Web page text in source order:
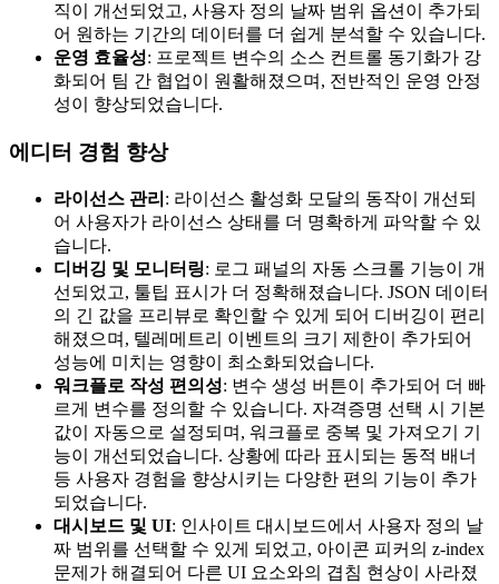
직이 개선되었고, 사용자 정의 날짜 범위 옵션이 추가되
어 원하는 기간의 데이터를 더 쉽게 분석할 수 있습니다.
운영 효율성: 프로젝트 변수의 소스 컨트롤 동기화가 강
화되어 팀 간 협업이 원활해졌으며, 전반적인 운영 안정
성이 향상되었습니다.
에디터 경험 향상
라이선스 관리 : 라이선스 활성화 모달의 동작이 개선되
어 사용자가 라이선스 상태를 더 명확하게 파악할 수 있
습니다.
디버깅 및 모니터링: 로그 패널의 자동 스크롤 기능이 개
선되었고, 툴팁 표시가 더 정확해졌습니다. JSON 데이터
의 긴 값을 프리뷰로 확인할 수 있게 되어 디버깅이 편리
해졌으며, 텔레메트리 이벤트의 크기 제한이 추가되어
성능에 미치는 영향이 최소화되었습니다.
워크플로 작성 편의성: 변수 생성 버튼이 추가되어 더 빠
르게 변수를 정의할 수 있습니다. 자격증명 선택 시 기본
값이 자동으로 설정되며, 워크플로 중복 및 가져오기 기
능이 개선되었습니다. 상황에 따라 표시되는 동적 배너
등 사용자 경험을 향상시키는 다양한 편의 기능이 추가
되었습니다.
대시보드 및 UI: 인사이트 대시보드에서 사용자 정의 날
짜 범위를 선택할 수 있게 되었고, 아이콘 피커의 z-index
문제가 해결되어 다른 UI 요소와의 겹침 현상이 사라졌